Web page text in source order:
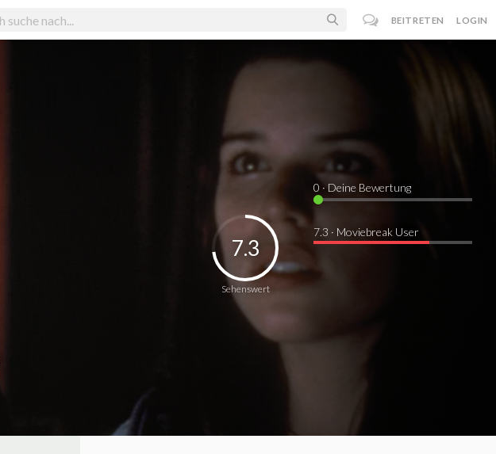
BEITRETEN LOGIN
Sehenswert
7.3
0 · Deine Bewertung
7.3 · Moviebreak User